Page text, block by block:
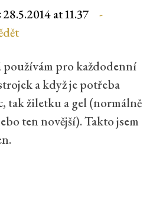
28.5.2014 at 11.37
používám pro každodenní
a když je potřeba
tak žiletku a gel (normálně
ten novější). Takto jsem